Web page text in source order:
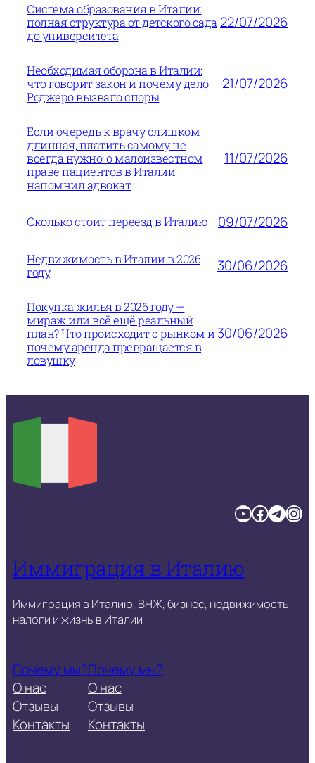
Система образования в Италии:
полная структура от детского сада
до университета
22/07/2026
Необходимая оборона в Италии:
что говорит закон и почему дело
Роджеро вызвало споры
21/07/2026
Если очередь к врачу слишком
длинная, платить самому не
всегда нужно: о малоизвестном
праве пациентов в Италии
напомнил адвокат
11/07/2026
Сколько стоит переезд в Италию 09/07/2026
Недвижимость в Италии в 2026
году
30/06/2026
Покупка жилья в 2026 году —
мираж или всё ещё реальный
план? Что происходит с рынком и
почему аренда превращается в
ловушку
30/06/2026
YouTube Facebook TelegramInstagram
Иммиграция в Италию
Иммиграция в Италию, ВНЖ, бизнес, недвижимость,
налоги и жизнь в Италии
Почему мы?
О нас
Отзывы
Контакты
Почему мы?
О нас
Отзывы
Контакты